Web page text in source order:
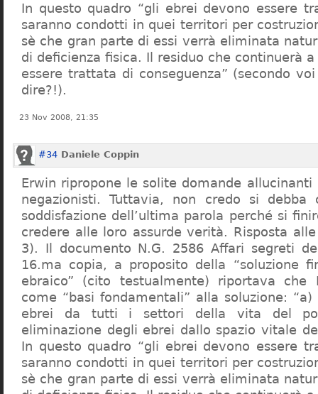
In questo quadro “gli ebrei devono essere
saranno condotti in quei territori per
sè che gran parte di essi verrà eliminata
di deficienza fisica. Il residuo che continuerà
essere trattata di conseguenza” (secondo
dire?!).
23 Nov 2008, 21:35
#34 Daniele Coppin
Erwin ripropone le solite domande
negazionisti. Tuttavia, non credo si debba
soddisfazione dell’ultima parola perché si
credere alle loro assurde verità. Risposta
3). Il documento N.G. 2586 Affari segreti
16.ma copia, a proposito della “soluzione
ebraico” (cito testualmente) riportava che
come “basi fondamentali” alla soluzione:
ebrei da tutti i settori della vita del
eliminazione degli ebrei dallo spazio vitale
In questo quadro “gli ebrei devono essere
saranno condotti in quei territori per
sè che gran parte di essi verrà eliminata